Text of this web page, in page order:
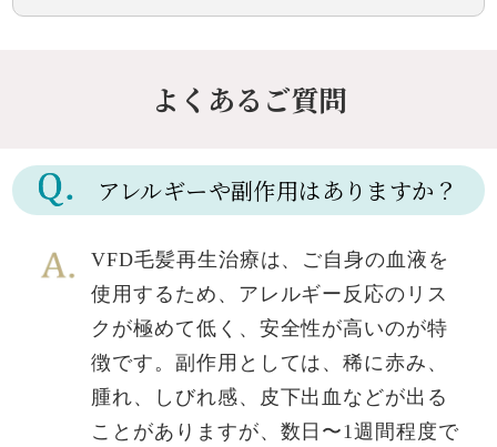
よくあるご質問
アレルギーや副作用はありますか？
VFD毛髪再生治療は、ご自身の血液を
使用するため、アレルギー反応のリス
クが極めて低く、安全性が高いのが特
徴です。副作用としては、稀に赤み、
腫れ、しびれ感、皮下出血などが出る
ことがありますが、数日〜1週間程度で